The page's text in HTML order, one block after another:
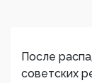
После
советских